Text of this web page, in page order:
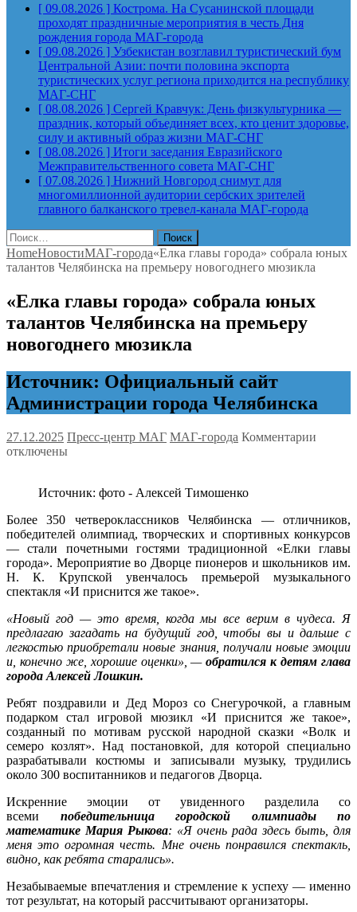
[ 09.08.2026 ] Кострома. На Сусанинской площади
проходят праздничные мероприятия в честь Дня
рождения города МАГ-города
[ 09.08.2026 ] Узбекистан возглавил туристический бум
Центральной Азии: почти половина экспорта
туристических услуг региона приходится на республику
МАГ-СНГ
[ 08.08.2026 ] Сергей Кравчук: День физкультурника —
праздник, который объединяет всех, кто ценит здоровье,
силу и активный образ жизни МАГ-СНГ
[ 08.08.2026 ] Итоги заседания Евразийского
Межправительственного совета МАГ-СНГ
[ 07.08.2026 ] Нижний Новгород снимут для
многомиллионной аудитории сербских зрителей
главного балканского тревел-канала МАГ-города
Найти:
HomeНовостиМАГ-города«Елка главы города» собрала юных
талантов Челябинска на премьеру новогоднего мюзикла
«Елка главы города» собрала юных
талантов Челябинска на премьеру
новогоднего мюзикла
Источник: Официальный сайт
Администрации города Челябинска
27.12.2025 Пресс-центр МАГ МАГ-города Комментарии
юных
на
отключены
Источник: фото - Алексей Тимошенко
Более 350 четвероклассников Челябинска — отличников,
победителей олимпиад, творческих и спортивных конкурсов
— стали почетными гостями традиционной «Елки главы
города». Мероприятие во Дворце пионеров и школьников им.
Н. К. Крупской увенчалось премьерой музыкального
спектакля «И приснится же такое».
«Новый год — это время, когда мы все верим в чудеса. Я
предлагаю загадать на будущий год, чтобы вы и дальше с
легкостью приобретали новые знания, получали новые эмоции
и, конечно же, хорошие оценки», —обратился к детям глава
города Алексей Лошкин.
Ребят поздравили и Дед Мороз со Снегурочкой, а главным
подарком стал игровой мюзикл «И приснится же такое»,
созданный по мотивам русской народной сказки «Волк и
семеро козлят». Над постановкой, для которой специально
разрабатывали костюмы и записывали музыку, трудились
около 300 воспитанников и педагогов Дворца.
Искренние эмоции от увиденного разделила со
всеми победительница городской олимпиады по
математике Мария Рыкова: «Я очень рада здесь быть, для
меня это огромная честь. Мне очень понравился спектакль,
видно, как ребята старались».
Незабываемые впечатления и стремление к успеху — именно
тот результат, на который рассчитывают организаторы.